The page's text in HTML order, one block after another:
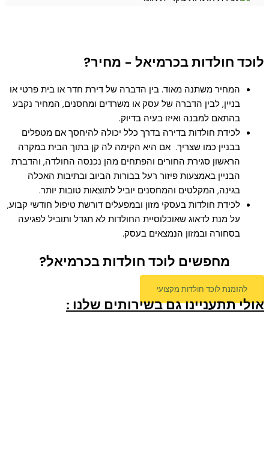
לוכד חולדות בכרמיאל - מחיר?
המחיר משתנה מאוד. בין הדברה של דירת חדר או בית פרטי או
בניין, לבין הדברה של עסק או משרדים ומחסנים, המחיר נקבע
בהתאם למבנה ואיזו בעיה בדיוק.
לכידת חולדות בדירה בדרך כלל יכולה להיחסך אם מטפלים
בבניין כמו שצריך. אם היא הקימה לה קן בתוך הבית במקרה
הראשון סגירת החורים והפתחים מהן נכנסה החולדה, והדברת
הבניין באמצעות פיזור רעל בבורות הביוב ובתיבות האכלה
בגינה, המקלטים והמחסנים יוביל לתוצאות טובות יותר.
לכידת חולדות בעסקי מזון ובמפעלים דורשת טיפול חודשי קבוע,
על מנת לדאוג שאוכלוסיית החולדות לא תגדל ותוביל לפגיעה
בסחורה ובמזון הנמצאים בעסק.
מחפשים לוכד חולדות בכרמיאל?
להזמנת לוכד חולדות מקצועי
אולי תתעניינו גם בשירותים שלנו :